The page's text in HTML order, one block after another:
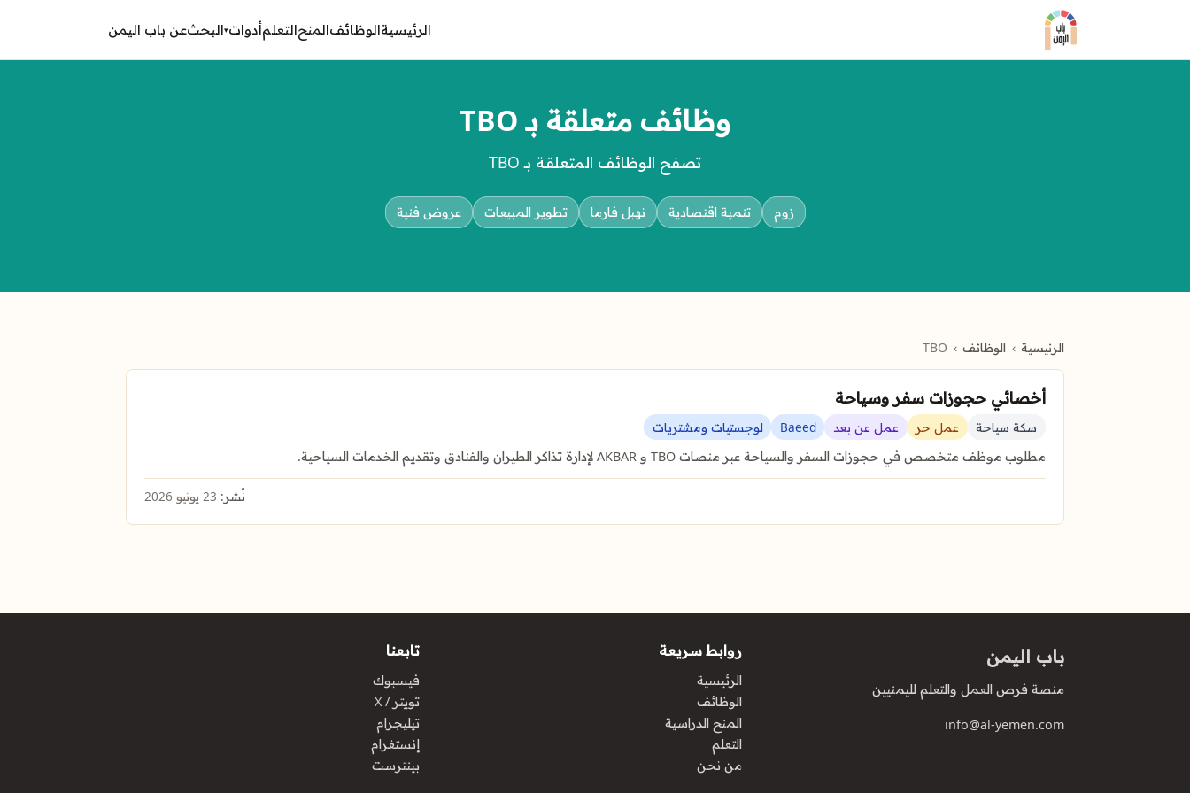
الرئيسيةالوظائفالمنحالتعلمأدوات▾البحثعن باب اليمن
وظائف متعلقة بـ TBO
تصفح الوظائف المتعلقة بـ TBO
زوم تنمية اقتصادية نهبل فارما تطوير المبيعات عروض فنية
الرئيسية الوظائف TBO
أخصائي حجوزات سفر وسياحة
سكة سياحة عمل حر عمل عن بعد Baeed لوجستيات ومشتريات
مطلوب موظف متخصص في حجوزات السفر والسياحة عبر منصات TBO و AKBAR لإدارة تذاكر الطيران والفنادق وتقديم الخدمات السياحية.
نُشر:
باب اليمن
منصة فرص العمل والتعلم لليمنيين
info@al-yemen.com
روابط سريعة
الرئيسية
الوظائف
المنح الدراسية
التعلم
من نحن
تابعنا
فيسبوك
تويتر / X
تيليجرام
إنستغرام
بينترست